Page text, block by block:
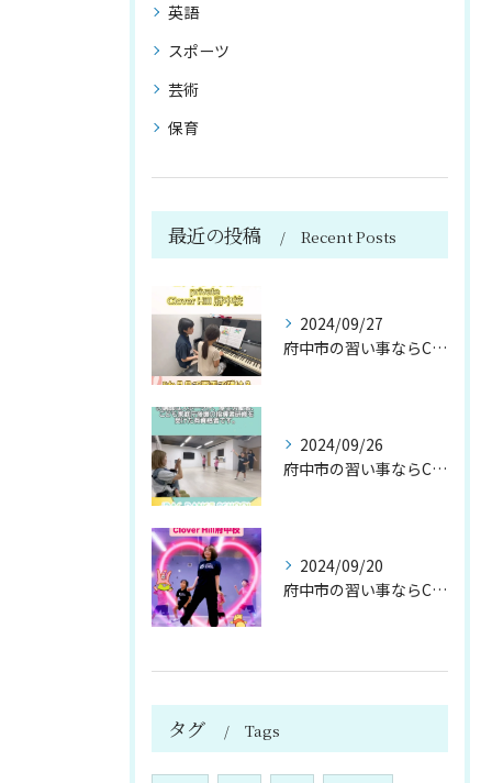
英語
スポーツ
芸術
保育
最近の投稿 Recent Posts
2024/09/27
府中市の習い事ならClover Hill！約20種類のプログ...
2024/09/26
府中市の習い事ならClover Hill！約20種類のプログ...
2024/09/20
府中市の習い事ならClover Hill！約20種類のプログ...
タグ Tags